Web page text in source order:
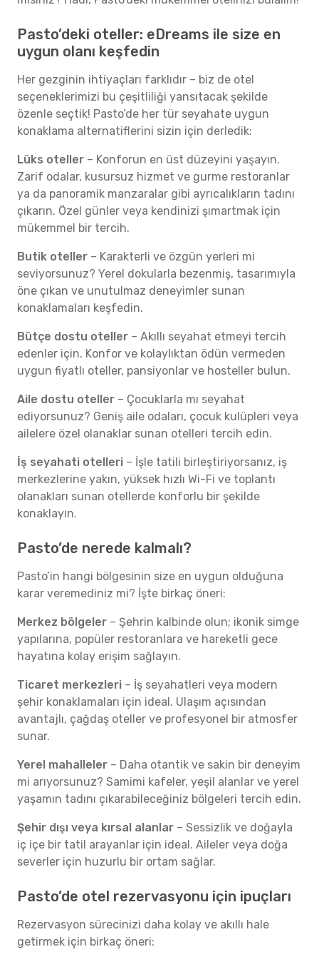
Pasto’deki oteller: eDreams ile size en
uygun olanı keşfedin
Her gezginin ihtiyaçları farklıdır – biz de otel
seçeneklerimizi bu çeşitliliği yansıtacak şekilde
özenle seçtik! Pasto’de her tür seyahate uygun
konaklama alternatiflerini sizin için derledik:
Lüks oteller – Konforun en üst düzeyini yaşayın.
Zarif odalar, kusursuz hizmet ve gurme restoranlar
ya da panoramik manzaralar gibi ayrıcalıkların tadını
çıkarın. Özel günler veya kendinizi şımartmak için
mükemmel bir tercih.
Butik oteller – Karakterli ve özgün yerleri mi
seviyorsunuz? Yerel dokularla bezenmiş, tasarımıyla
öne çıkan ve unutulmaz deneyimler sunan
konaklamaları keşfedin.
Bütçe dostu oteller – Akıllı seyahat etmeyi tercih
edenler için. Konfor ve kolaylıktan ödün vermeden
uygun fiyatlı oteller, pansiyonlar ve hosteller bulun.
Aile dostu oteller – Çocuklarla mı seyahat
ediyorsunuz? Geniş aile odaları, çocuk kulüpleri veya
ailelere özel olanaklar sunan otelleri tercih edin.
İş seyahati otelleri – İşle tatili birleştiriyorsanız, iş
merkezlerine yakın, yüksek hızlı Wi-Fi ve toplantı
olanakları sunan otellerde konforlu bir şekilde
konaklayın.
Pasto’de nerede kalmalı?
Pasto’in hangi bölgesinin size en uygun olduğuna
karar veremediniz mi? İşte birkaç öneri:
Merkez bölgeler – Şehrin kalbinde olun; ikonik simge
yapılarına, popüler restoranlara ve hareketli gece
hayatına kolay erişim sağlayın.
Ticaret merkezleri – İş seyahatleri veya modern
şehir konaklamaları için ideal. Ulaşım açısından
avantajlı, çağdaş oteller ve profesyonel bir atmosfer
sunar.
Yerel mahalleler – Daha otantik ve sakin bir deneyim
mi arıyorsunuz? Samimi kafeler, yeşil alanlar ve yerel
yaşamın tadını çıkarabileceğiniz bölgeleri tercih edin.
Şehir dışı veya kırsal alanlar – Sessizlik ve doğayla
iç içe bir tatil arayanlar için ideal. Aileler veya doğa
severler için huzurlu bir ortam sağlar.
Pasto’de otel rezervasyonu için ipuçları
Rezervasyon sürecinizi daha kolay ve akıllı hale
getirmek için birkaç öneri: